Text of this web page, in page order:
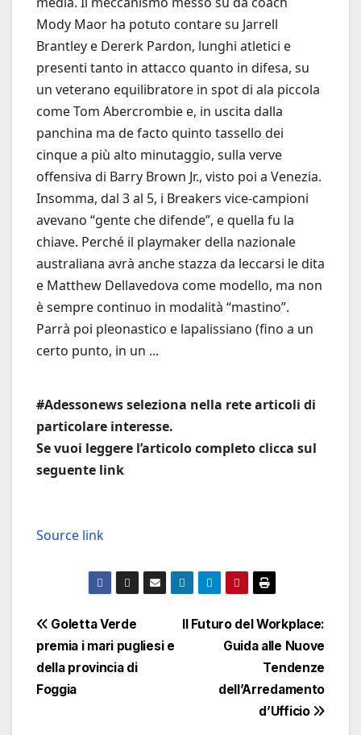
Mody Maor ha potuto contare su Jarrell
Brantley e Dererk Pardon, lunghi atletici e
presenti tanto in attacco quanto in difesa, su
un veterano equilibratore in spot di ala piccola
come Tom Abercrombie e, in uscita dalla
panchina ma de facto quinto tassello dei
cinque a più alto minutaggio, sulla verve
offensiva di Barry Brown Jr., visto poi a Venezia.
Insomma, dal 3 al 5, i Breakers vice-campioni
avevano “gente che difende”, e quella fu la
chiave. Perché il playmaker della nazionale
australiana avrà anche stazza da leccarsi le dita
e Matthew Dellavedova come modello, ma non
è sempre continuo in modalità “mastino”.
Parrà poi pleonastico e lapalissiano (fino a un
certo punto, in un ...
#Adessonews seleziona nella rete articoli di
particolare interesse.
Se vuoi leggere l’articolo completo clicca sul
seguente link
Source link
Navigazione
articoli
Il Futuro del Workplace:
Guida alle Nuove
Tendenze
dell’Arredamento
d’Ufficio
Goletta Verde
premia i mari pugliesi e
della provincia di
Foggia